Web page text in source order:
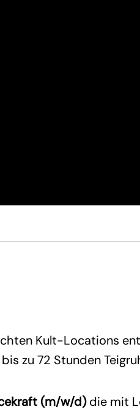
Kult-Locations
zu 72 Stunden
(m/w/d)die mit